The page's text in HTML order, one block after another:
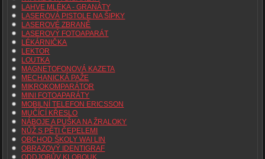
LAHVE MLÉKA - GRANÁTY
LASEROVÁ PISTOLE NA ŠIPKY
LASEROVÉ ZBRANĚ
LASEROVÝ FOTOAPARÁT
LÉKÁRNIČKA
LEKTOR
LOUTKA
MAGNETOFONOVÁ KAZETA
MECHANICKÁ PAŽE
MIKROKOMPARÁTOR
MINI FOTOAPARÁTY
MOBILNÍ TELEFON ERICSSON
MUČÍCÍ KŘESLO
NÁBOJE A PUŠKA NA ŽRALOKY
NŮŽ S PĚTI ČEPELEMI
OBCHOD ŠKOLY WAI LIN
OBRAZOVÝ IDENTIGRAF